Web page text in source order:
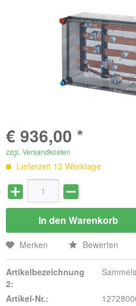
€ 936,00 *
zzgl. Versandkosten
Lieferzeit 12 Werktage
In den Warenkorb
Merken Bewerten
Artikelbezeichnung
2:
Artikel-Nr.: